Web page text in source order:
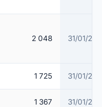
2 048 31/01/
1 725 31/01/
1 367 31/01/